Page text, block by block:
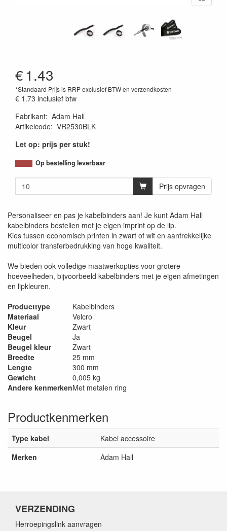
€1.43
*Standaard Prijs is RRP exclusief BTW en verzendkosten
€ 1.73 inclusief btw
Fabrikant: Adam Hall
Artikelcode: VR2530BLK
Let op: prijs per stuk!
Op bestelling leverbaar
Prijs opvragen
Personaliseer en pas je kabelbinders aan! Je kunt Adam Hall
kabelbinders bestellen met je eigen imprint op de lip.
Kies tussen economisch printen in zwart of wit en aantrekkelijke
multicolor transferbedrukking van hoge kwaliteit.
We bieden ook volledige maatwerkopties voor grotere
hoeveelheden, bijvoorbeeld kabelbinders met je eigen afmetingen
en lipkleuren.
Producttype
Kabelbinders
Materiaal
Velcro
Kleur
Zwart
Beugel
Ja
Beugel kleur
Zwart
Breedte
25 mm
Lengte
300 mm
Gewicht
0,005 kg
Andere kenmerkenMet metalen ring
Productkenmerken
Type kabel
Kabel accessoire
Merken
Adam Hall
VERZENDING
Herroepingslink aanvragen